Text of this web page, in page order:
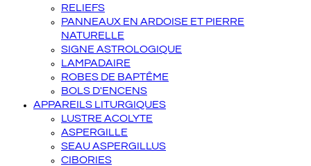
RELIEFS
PANNEAUX EN ARDOISE ET PIERRE
NATURELLE
SIGNE ASTROLOGIQUE
LAMPADAIRE
ROBES DE BAPTÊME
BOLS D'ENCENS
APPAREILS LITURGIQUES
LUSTRE ACOLYTE
ASPERGILLE
SEAU ASPERGILLUS
CIBORIES